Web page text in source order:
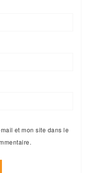
et mon site dans le